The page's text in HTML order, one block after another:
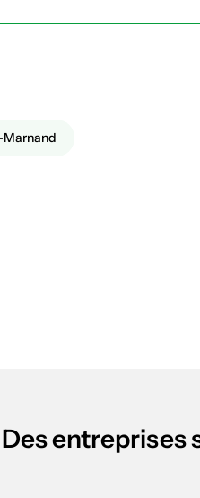
Marnand
Des entreprises